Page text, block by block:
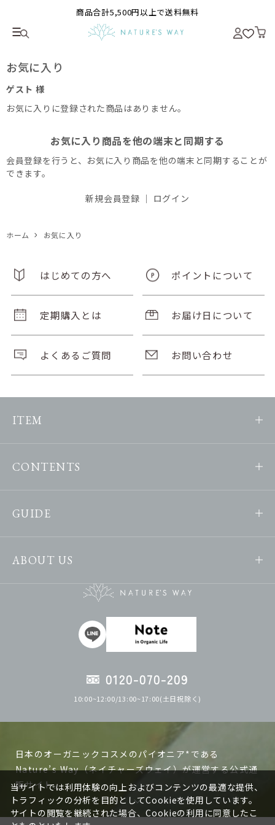
商品合計5,500円以上で送料無料
お気に入り
ゲスト 様
お気に入りに登録された商品はありません。
ホーム お気に入り
お気に入り商品を他の端末と同期する
会員登録を行うと、お気に入り商品を他の端末と同期することが
できます。
新規会員登録 ｜ ログイン
はじめての方へ ポイントについて
定期購入とは お届け日について
よくあるご質問 お問い合わせ
ITEM
CONTENTS
GUIDE
ABOUT US
0120-070-209
10:00~12:00/13:00~17:00(土日祝除く)
日本のオーガニックコスメのパイオニア*である
Nature’s Way（ネイチャーズウェイ）が運営する公式通
販サイト。
ネイチャーズウェイの製品は日本で作る、日本人の肌に
当サイトでは利用体験の向上およびコンテンツの最適な提供、
トラフィックの分析を目的としてCookieを使用しています。
サイトの閲覧を継続された場合、Cookieの利用に同意したこ